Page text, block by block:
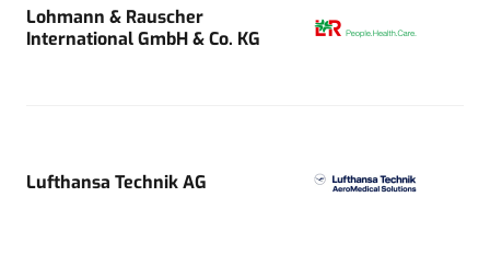
Lohmann & Rauscher
International GmbH & Co. KG
Lufthansa Technik AG